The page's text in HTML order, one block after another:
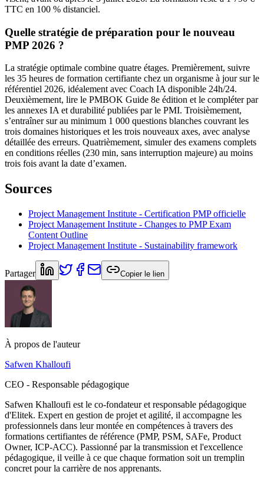
TTC en 100 % distanciel.
Quelle stratégie de préparation pour le nouveau
PMP 2026 ?
La stratégie optimale combine quatre étages. Premièrement, suivre
les 35 heures de formation certifiante chez un organisme à jour sur le
référentiel 2026, idéalement avec Coach IA disponible 24h/24.
Deuxièmement, lire le PMBOK Guide 8e édition et le compléter par
les annexes IA et durabilité publiées par le PMI. Troisièmement,
s’entraîner sur au minimum 1 000 questions blanches couvrant les
trois domaines historiques et les trois nouveaux axes, avec analyse
détaillée des erreurs. Quatrièmement, simuler des examens complets
en conditions réelles (230 min, sans interruption majeure) au moins
trois fois avant la date d’examen.
Sources
Project Management Institute - Certification PMP officielle
Project Management Institute - Changes to PMP Exam
Content Outline
Project Management Institute - Sustainability framework
Partager Copier le lien
À propos de l'auteur
Safwen Khalloufi
CEO - Responsable pédagogique
Safwen Khalloufi est le co-fondateur et responsable pédagogique
d'Elitek. Expert en gestion de projet et agilité, il accompagne les
professionnels dans leur montée en compétences à travers des
formations certifiantes de référence (PMP, PSM, SAFe, Product
Owner, ICP-ACC). Passionné par la transmission et l'excellence
pédagogique, il veille à ce que chaque formation soit un tremplin
concret pour la carrière de nos apprenants.